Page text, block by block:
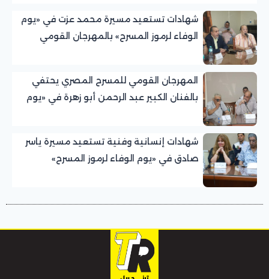
شهادات تستعيد مسيرة محمد عزت في «يوم
الوفاء لرموز المسرح» بالمهرجان القومي
المهرجان القومي للمسرح المصري يحتفي
بالفنان الكبير عبد الرحمن أبو زهرة في «يوم
شهادات إنسانية وفنية تستعيد مسيرة ياسر
صادق في «يوم الوفاء لرموز المسرح»